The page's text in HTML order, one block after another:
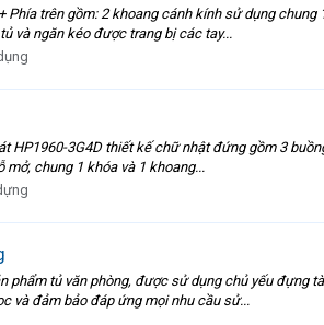
trên gồm: 2 khoang cánh kính sử dụng
và ngăn kéo được trang bị các tay...
HP1960-3G4D thiết kế chữ nhật đứng gồm 3
chung 1 khóa và 1 khoang...
phẩm tủ văn phòng, được sử dụng chủ yếu
và đảm bảo đáp ứng mọi nhu cầu sử...